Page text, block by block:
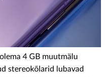
4 GB muutmälu
stereokõlarid lubavad